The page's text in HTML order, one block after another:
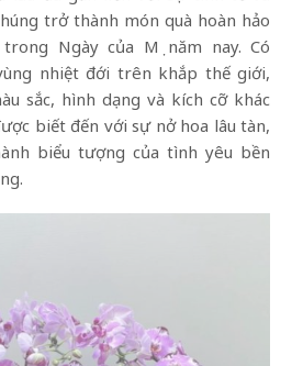
trở thành món quà hoàn hảo
Ngày của Mẹ năm nay. Có
nhiệt đới trên khắp thế giới,
sắc, hình dạng và kích cỡ khác
biết đến với sự nở hoa lâu tàn,
biểu tượng của tình yêu bền